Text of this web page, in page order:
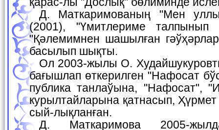
Д. Маткаримованың "Мен уллы ел перзентимен"
(2001), "Үмитлериме талпынып
"Қәлемимнен шашылған
басылып шықты.
Ол 2003-жылы О. Худайшукуровты еске алыў күнине
бағышлап өткерилген "Нафосат
публика танлаўына, "Нафосат",
курылтайларына қатнасып,
сый-лықланған.
Д. Маткаримова 2005-жылдан Жазыўшылар